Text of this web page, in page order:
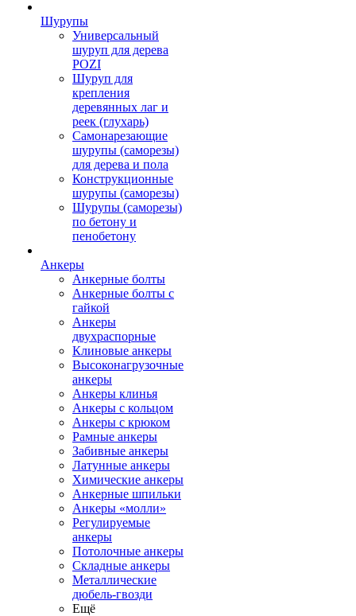
Шурупы
Универсальный
шуруп для дерева
POZI
Шуруп для
крепления
деревянных лаг и
реек (глухарь)
Самонарезающие
шурупы (саморезы)
для дерева и пола
Конструкционные
шурупы (саморезы)
Шурупы (саморезы)
по бетону и
пенобетону
Анкеры
Анкерные болты
Анкерные болты с
гайкой
Анкеры
двухраспорные
Клиновые анкеры
Высоконагрузочные
анкеры
Анкеры клинья
Анкеры с кольцом
Анкеры с крюком
Рамные анкеры
Забивные анкеры
Латунные анкеры
Химические анкеры
Анкерные шпильки
Анкеры «молли»
Регулируемые
анкеры
Потолочные анкеры
Складные анкеры
Металлические
дюбель-гвозди
Ещё